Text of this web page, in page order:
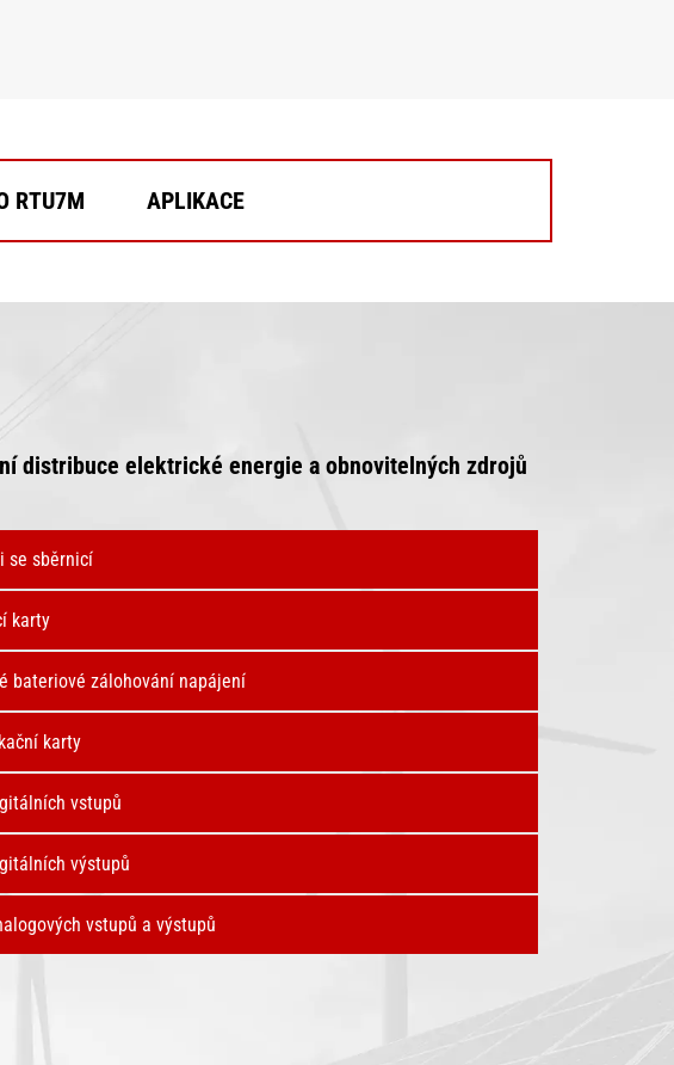
RTU7M APLIKACE
distribuce elektrické energie a obnovitelných zdrojů
se sběrnicí
karty
bateriové zálohování napájení
karty
vstupů
výstupů
vstupů a výstupů